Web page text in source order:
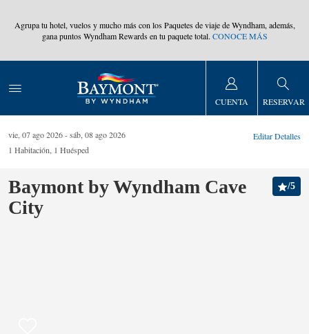
Agrupa tu hotel, vuelos y mucho más con los Paquetes de viaje de Wyndham, además,
gana puntos Wyndham Rewards en tu paquete total. CONOCE MÁS
CUENTA RESERVAR
vie, 07 ago 2026
sáb, 08 ago 2026
1 Habitación 1 Huésped
Editar Detalles
Baymont by Wyndham Cave
City
/5